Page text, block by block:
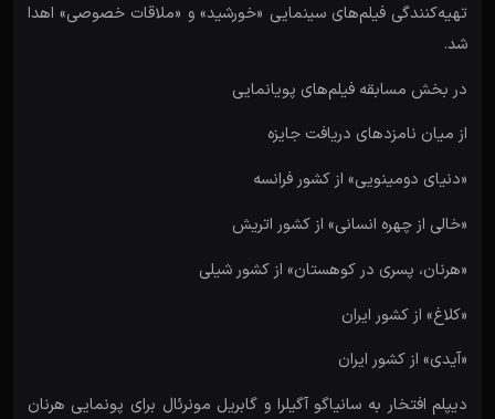
تهیه‌کنندگی فیلم‌های سینمایی «خورشید» و «ملاقات خصوصی» اهدا
شد.
در بخش مسابقه فیلم‌های پویانمایی
از میان نامزدهای دریافت جایزه
«دنیای دومینویی» از کشور فرانسه
«خالی از چهره انسانی» از کشور اتریش
«هرنان، پسری در کوهستان» از کشور شیلی
«کلاغ» از کشور ایران
«آیدی» از کشور ایران
دیپلم افتخار به سانیاگو آگیلرا و گابریل مونرئال برای پونمایی هرنان